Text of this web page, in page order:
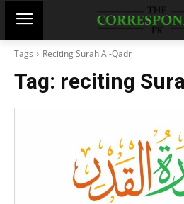
Tags Reciting Surah Al-Qadr
Tag: reciting